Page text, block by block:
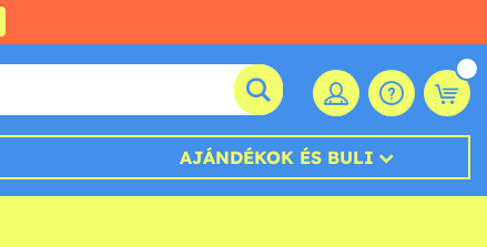
AJÁNDÉKOK ÉS BULI